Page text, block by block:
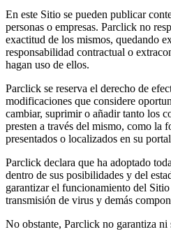
En este Sitio se pueden publicar
personas o empresas. Parclick no
exactitud de los mismos, quedando
responsabilidad contractual o
hagan uso de ellos.
Parclick se reserva el derecho de
modificaciones que considere
cambiar, suprimir o añadir tanto los
presten a través del mismo, como la
presentados o localizados en su
Parclick declara que ha adoptado
dentro de sus posibilidades y del
garantizar el funcionamiento del
transmisión de virus y demás
No obstante, Parclick no garantiza ni